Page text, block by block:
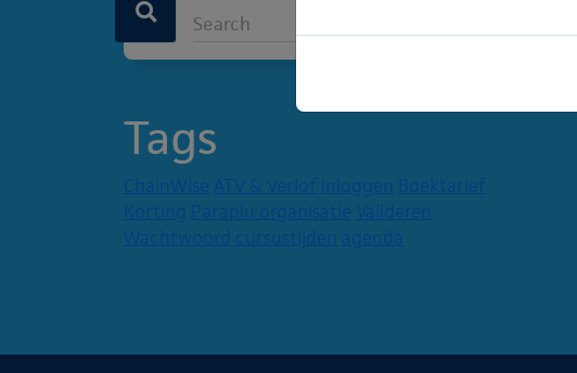
Tags
ChainWise ATV & Verlof Inloggen
Boektarief
Korting Paraplu organisatie Valideren
Wachtwoord
cursustijden agenda